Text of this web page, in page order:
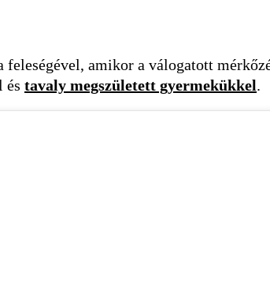
amikor a válogatott
és tavaly megszületett gyermekükkel.